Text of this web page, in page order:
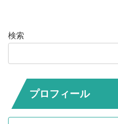
検索
プロフィール